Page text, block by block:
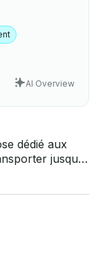
AI Overview
dédié aux
jusqu'à
votre
à 9h30 (prix le
à 14h00.